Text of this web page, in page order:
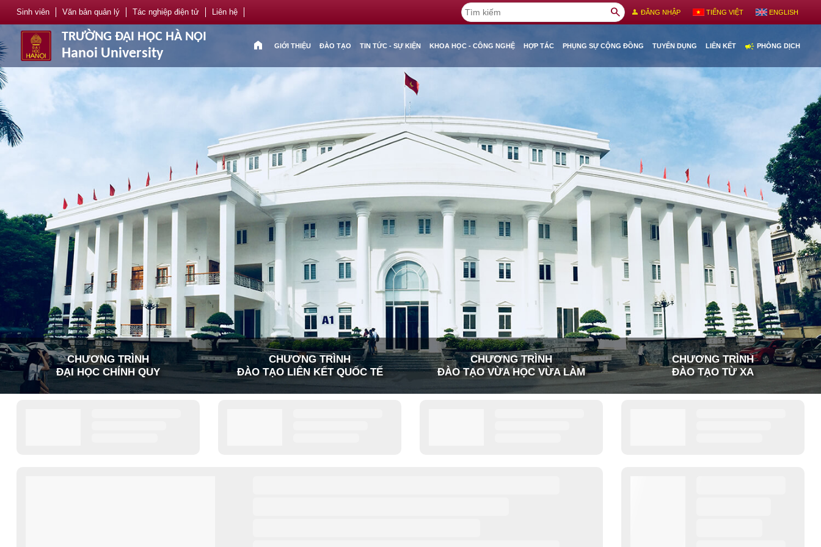
Sinh viên Văn bản quản lý Tác nghiệp điện tử Liên hệ search person ĐĂNG NHẬP TIẾNG VIỆT ENGLISH
TRƯỜNG ĐẠI HỌC HÀ NỘI
Hanoi University
home GIỚI THIỆU ĐÀO TẠO TIN TỨC - SỰ KIỆN KHOA HỌC - CÔNG NGHỆ HỢP TÁC PHỤNG SỰ CỘNG ĐỒNG TUYỂN DỤNG LIÊN KẾT campaign PHÒNG DỊCH
CHƯƠNG TRÌNH
ĐẠI HỌC CHÍNH QUY
CHƯƠNG TRÌNH
ĐÀO TẠO LIÊN KẾT QUỐC TẾ
CHƯƠNG TRÌNH
ĐÀO TẠO VỪA HỌC VỪA LÀM
CHƯƠNG TRÌNH
ĐÀO TẠO TỪ XA